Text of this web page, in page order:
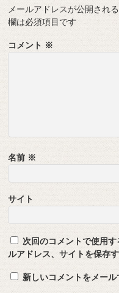
メールアドレスが公開され
欄は必須項目です
コメント ※
名前 ※
サイト
次回のコメントで使用
ルアドレス、サイトを保存す
新しいコメントをメール